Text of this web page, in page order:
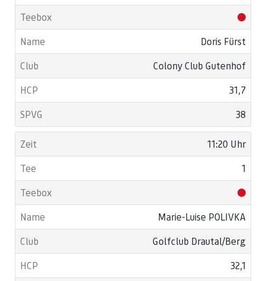
Doris Fürst
Colony Club Gutenhof
31,7
38
11:20 Uhr
1
Marie-Luise POLIVKA
Golfclub Drautal/Berg
32,1